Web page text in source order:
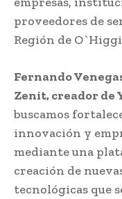
proveedores de
Región de
Fernando
Zenit, creador de
buscamos
innovación y
mediante una
creación de
tecnológicas que